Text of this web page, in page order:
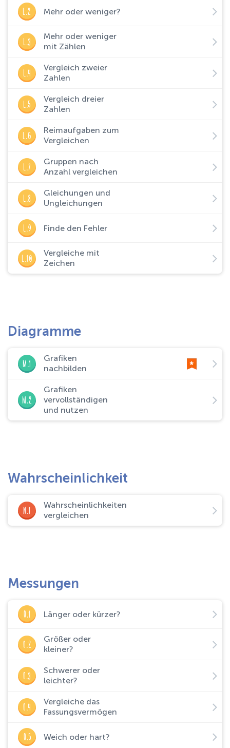
L.2 Mehr oder weniger?
L.3
Mehr oder weniger
mit Zählen
L.4
Vergleich zweier
Zahlen
L.5
Vergleich dreier
Zahlen
L.6
Reimaufgaben zum
Vergleichen
L.7
Gruppen nach
Anzahl vergleichen
L.8
Gleichungen und
Ungleichungen
L.9 Finde den Fehler
L.10
Vergleiche mit
Zeichen
Diagramme
M.1
Grafiken
nachbilden
M.2
Grafiken
vervollständigen
und nutzen
Wahrscheinlichkeit
N.1
Wahrscheinlichkeiten
vergleichen
Messungen
O.1 Länger oder kürzer?
O.2
Größer oder
kleiner?
O.3
Schwerer oder
leichter?
O.4
Vergleiche das
Fassungsvermögen
O.5 Weich oder hart?